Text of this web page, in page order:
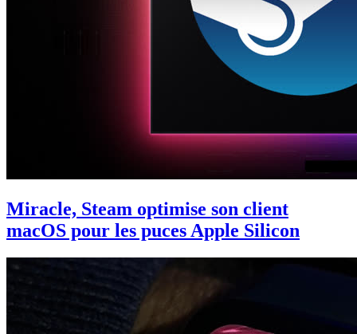
Miracle, Steam optimise son client
macOS pour les puces Apple Silicon